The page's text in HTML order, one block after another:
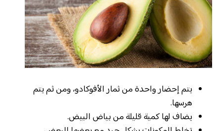
يتم إحضار واحدة من ثمار الأفوكادو، ومن ثم يتم
هرسها.
يضاف لها كمية قليلة من بياض البيض.